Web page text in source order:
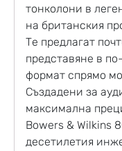
тонколони в
на британския
Те предлагат
представяне в
формат спрямо
Създадени за
максимална
Bowers & Wilkins
десетилетия